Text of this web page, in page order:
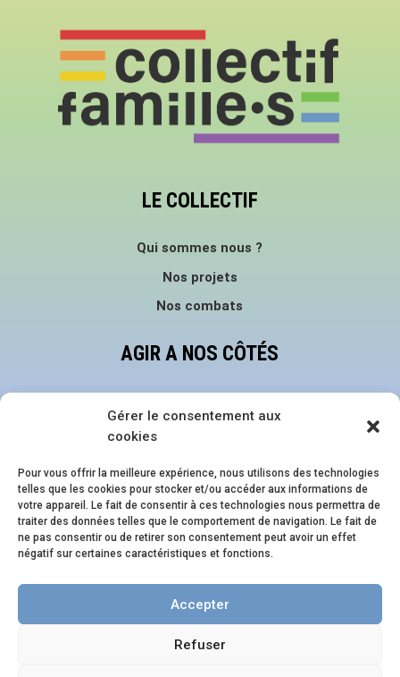
Gérer le consentement aux
cookies
Pour vous offrir la meilleure expérience, nous utilisons des technologies
telles que les cookies pour stocker et/ou accéder aux informations de
votre appareil. Le fait de consentir à ces technologies nous permettra de
traiter des données telles que le comportement de navigation. Le fait de
ne pas consentir ou de retirer son consentement peut avoir un effet
négatif sur certaines caractéristiques et fonctions.
Accepter
Refuser
LE COLLECTIF
Qui sommes nous ?
Nos projets
Nos combats
AGIR A NOS CÔTÉS
Devenir bénévole
NOS ÉVÈNEMENTS
Family Pride Festival
Journée en Famille.s
Soirée en Famille.s